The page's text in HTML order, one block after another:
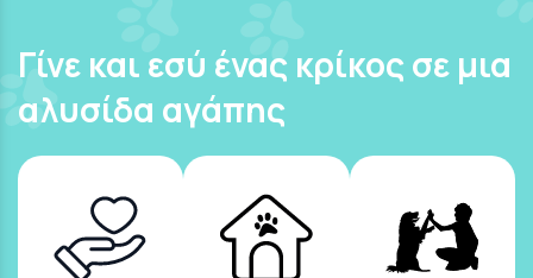
Γίνε και εσύ ένας κρίκος σε μια
αλυσίδα αγάπης